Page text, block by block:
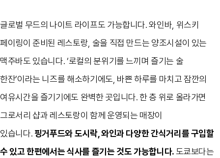
글로벌 무드의 나이트 라이프도 가능합니다.와인바 위스키
페이링이 준비된 레스토랑 술을 직접 만드는 양조시설이 있는
맥주바도 있습니다. ‘로컬의 분위기를 느끼며 즐기는 술
한잔’이라는 니즈를 해소하기에도 바쁜 하루를 마치고 잠깐의
여유시간을 즐기기에도 완벽한 곳입니다.한 층 위로 올라가면
그로서리 샵과 레스토랑이 함께 운영되는 매장이
있습니다. 핑거푸드와 도시락, 와인과 다양한 간식거리를 구입할
수 있고 한편에서는 식사를 즐기는 것도 가능합니다.도쿄보다는